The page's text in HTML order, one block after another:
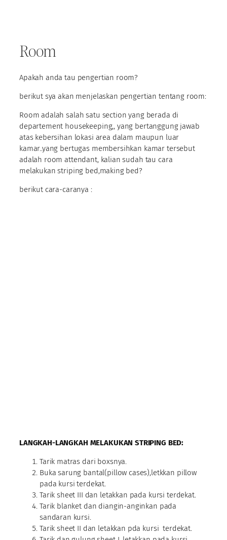
Room
Apakah anda tau pengertian room?
berikut sya akan menjelaskan pengertian tentang room:
Room adalah salah satu section yang berada di
departement housekeeping,, yang bertanggung jawab
atas kebersihan lokasi area dalam maupun luar
kamar..yang bertugas membersihkan kamar tersebut
adalah room attendant, kalian sudah tau cara
melakukan striping bed,making bed?
berikut cara-caranya :
LANGKAH-LANGKAH MELAKUKAN STRIPING BED:
Tarik matras dari boxsnya.
Buka sarung bantal(pillow cases),letkkan pillow
pada kursi terdekat.
Tarik sheet III dan letakkan pada kursi terdekat.
Tarik blanket dan diangin-anginkan pada
sandaran kursi.
Tarik sheet II dan letakkan pda kursi terdekat.